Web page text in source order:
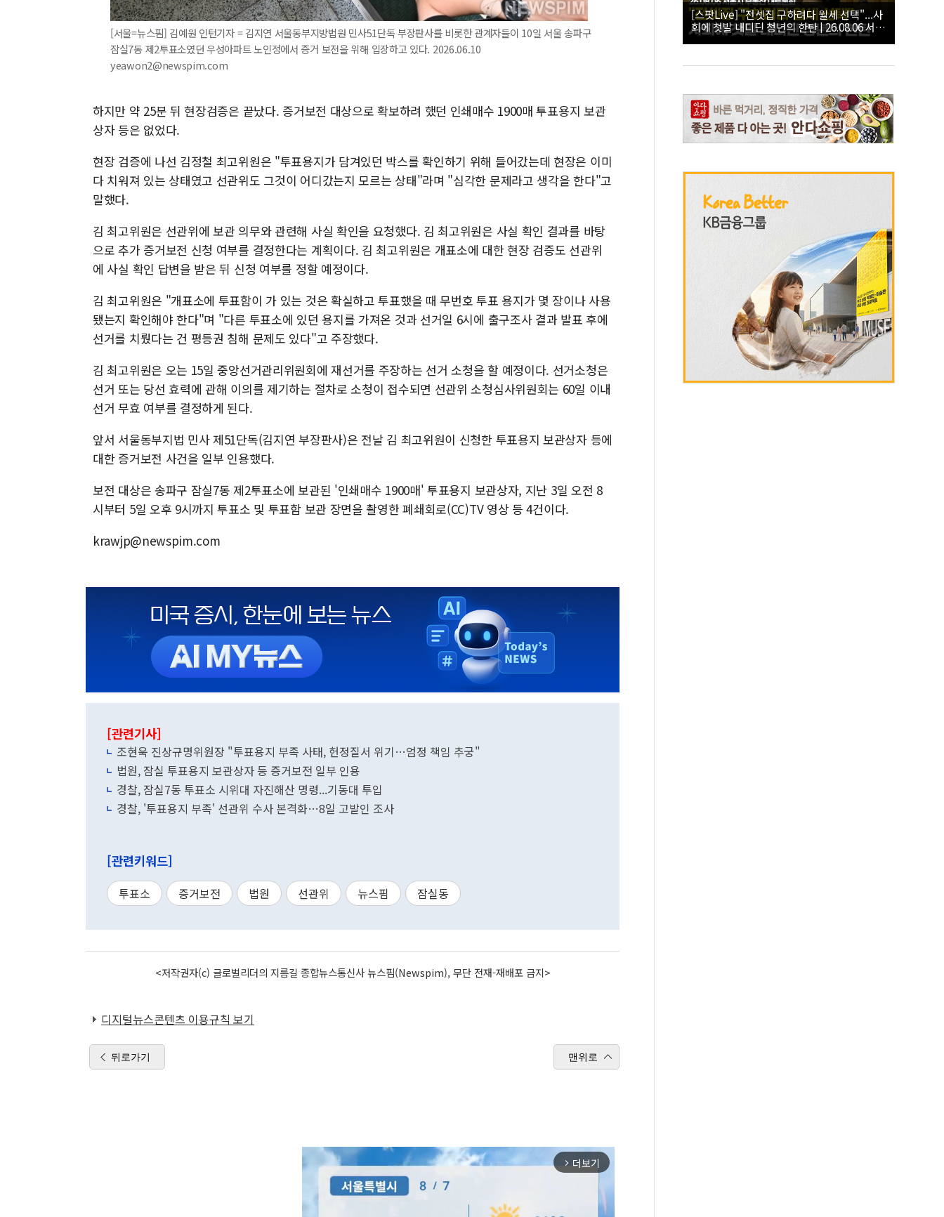
[서울=뉴스핌] 김예원 인턴기자 = 김지연 서울동부지방법원 민사51단독 부장판사를 비롯한 관계자들이 10일 서울 송파구
잠실7동 제2투표소였던 우성아파트 노인정에서 증거 보전을 위해 입장하고 있다. 2026.06.10
yeawon2@newspim.com
하지만 약 25분 뒤 현장검증은 끝났다. 증거보전 대상으로 확보하려 했던 인쇄매수 1900매 투표용지 보관
상자 등은 없었다.
현장 검증에 나선 김정철 최고위원은 "투표용지가 담겨있던 박스를 확인하기 위해 들어갔는데 현장은 이미
다 치워져 있는 상태였고 선관위도 그것이 어디갔는지 모르는 상태"라며 "심각한 문제라고 생각을 한다"고
말했다.
김 최고위원은 선관위에 보관 의무와 관련해 사실 확인을 요청했다. 김 최고위원은 사실 확인 결과를 바탕
으로 추가 증거보전 신청 여부를 결정한다는 계획이다. 김 최고위원은 개표소에 대한 현장 검증도 선관위
에 사실 확인 답변을 받은 뒤 신청 여부를 정할 예정이다.
김 최고위원은 "개표소에 투표함이 가 있는 것은 확실하고 투표했을 때 무번호 투표 용지가 몇 장이나 사용
됐는지 확인해야 한다"며 "다른 투표소에 있던 용지를 가져온 것과 선거일 6시에 출구조사 결과 발표 후에
선거를 치뤘다는 건 평등권 침해 문제도 있다"고 주장했다.
김 최고위원은 오는 15일 중앙선거관리위원회에 재선거를 주장하는 선거 소청을 할 예정이다. 선거소청은
선거 또는 당선 효력에 관해 이의를 제기하는 절차로 소청이 접수되면 선관위 소청심사위원회는 60일 이내
선거 무효 여부를 결정하게 된다.
앞서 서울동부지법 민사 제51단독(김지연 부장판사)은 전날 김 최고위원이 신청한 투표용지 보관상자 등에
대한 증거보전 사건을 일부 인용했다.
보전 대상은 송파구 잠실7동 제2투표소에 보관된 '인쇄매수 1900매' 투표용지 보관상자, 지난 3일 오전 8
시부터 5일 오후 9시까지 투표소 및 투표함 보관 장면을 촬영한 폐쇄회로(CC)TV 영상 등 4건이다.
krawjp@newspim.com
[관련기사]
조현욱 진상규명위원장 "투표용지 부족 사태, 헌정질서 위기…엄정 책임 추궁"
법원, 잠실 투표용지 보관상자 등 증거보전 일부 인용
경찰, 잠실7동 투표소 시위대 자진해산 명령...기동대 투입
경찰, '투표용지 부족' 선관위 수사 본격화…8일 고발인 조사
[관련키워드]
투표소 증거보전 법원 선관위 뉴스핌 잠실동
<저작권자(c) 글로벌리더의 지름길 종합뉴스통신사 뉴스핌(Newspim), 무단 전재-재배포 금지>
디지털뉴스콘텐츠 이용규칙 보기
뒤로가기 맨위로
arrow_forward_ios 더보기
[스팟Live] "전셋집 구하려다 월세 선택"...사
회에 첫발 내디딘 청년의 한탄 | 26.08.06 서울
시 부동산 대토론회